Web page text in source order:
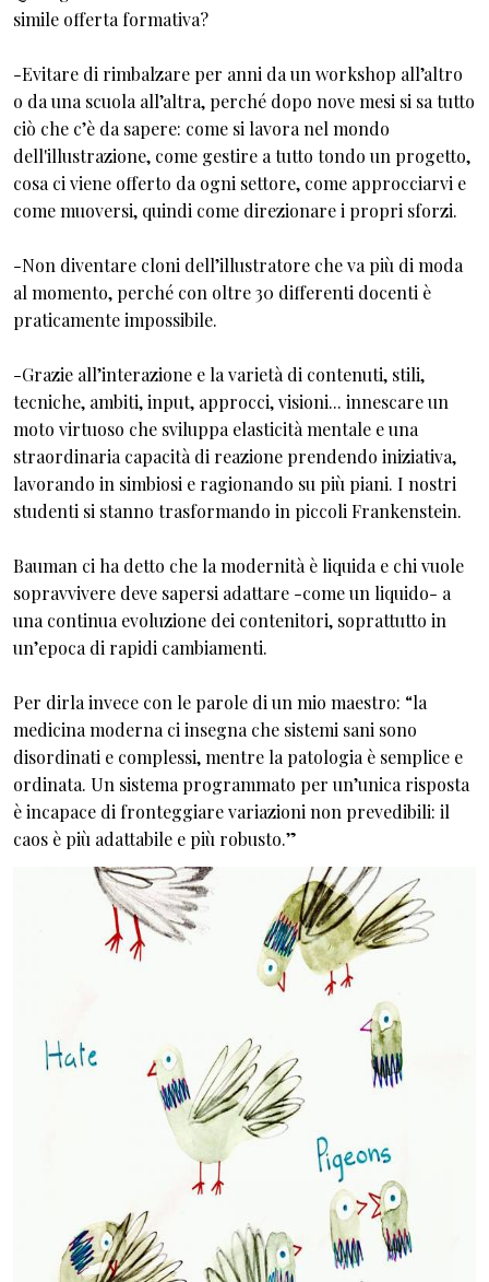
simile offerta formativa?
-Evitare di rimbalzare per anni da un workshop all’altro
o da una scuola all’altra, perché dopo nove mesi si sa tutto
ciò che c’è da sapere: come si lavora nel mondo
dell'illustrazione, come gestire a tutto tondo un progetto,
cosa ci viene offerto da ogni settore, come approcciarvi e
come muoversi, quindi come direzionare i propri sforzi.
-Non diventare cloni dell’illustratore che va più di moda
al momento, perché con oltre 30 differenti docenti è
praticamente impossibile.
-Grazie all’interazione e la varietà di contenuti, stili,
tecniche, ambiti, input, approcci, visioni... innescare un
moto virtuoso che sviluppa elasticità mentale e una
straordinaria capacità di reazione prendendo iniziativa,
lavorando in simbiosi e ragionando su più piani. I nostri
studenti si stanno trasformando in piccoli Frankenstein.
Bauman ci ha detto che la modernità è liquida e chi vuole
sopravvivere deve sapersi adattare -come un liquido- a
una continua evoluzione dei contenitori, soprattutto in
un’epoca di rapidi cambiamenti.
Per dirla invece con le parole di un mio maestro: “la
medicina moderna ci insegna che sistemi sani sono
disordinati e complessi, mentre la patologia è semplice e
ordinata. Un sistema programmato per un’unica risposta
è incapace di fronteggiare variazioni non prevedibili: il
caos è più adattabile e più robusto.”